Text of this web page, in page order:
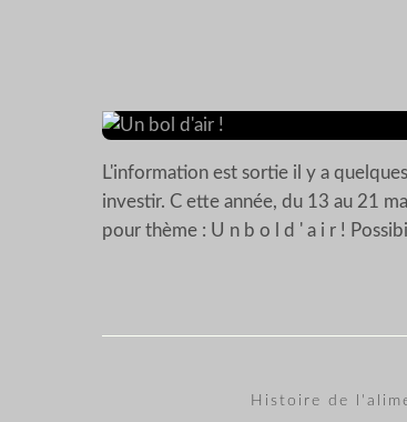
L'information est sortie il y a
investir. C ette année, du 13 au 21
pour thème : U n b o l d ' a i r !
Histoire de